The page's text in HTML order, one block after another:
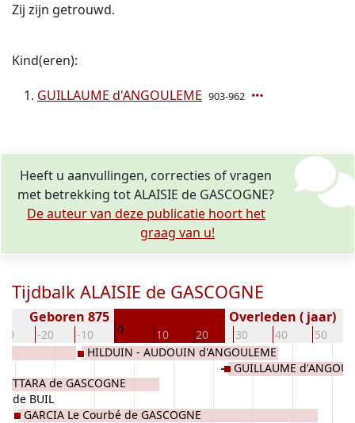
Zij zijn getrouwd.
Kind(eren):
GUILLAUME d'ANGOULEME 903-962
Heeft u aanvullingen, correcties of vragen
met betrekking tot ALAISIE de GASCOGNE?
De auteur van deze publicatie hoort het
graag van u!
Tijdbalk ALAISIE de GASCOGNE
-20 -10 0 10 20 30 40 50
Geboren 875 Overleden ( jaar)
de GASCOGNE
de BUIL
GARCIA Le Courbé de GASCOGNE
HILDUIN - AUDOUIN d'ANGOULEME
GUILLAUME